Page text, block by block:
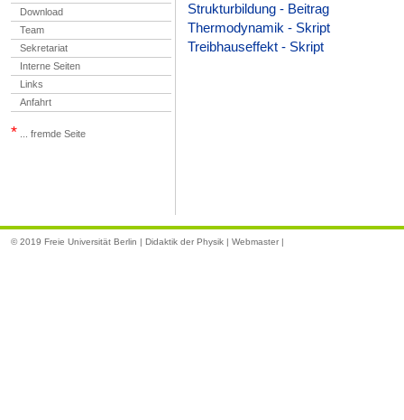
Download
Team
Sekretariat
Interne Seiten
Links
Anfahrt
* ... fremde Seite
Strukturbildung - Beitrag
Thermodynamik - Skript
Treibhauseffekt - Skript
© 2019 Freie Universität Berlin | Didaktik der Physik | Webmaster |